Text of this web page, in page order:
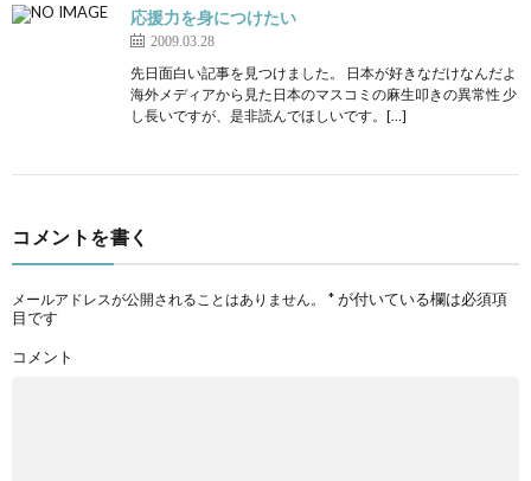
応援力を身につけたい
2009.03.28
先日面白い記事を見つけました。 日本が好きなだけなんだよ
海外メディアから見た日本のマスコミの麻生叩きの異常性 少
し長いですが、是非読んでほしいです。[…]
コメントを書く
メールアドレスが公開されることはありません。 *が付いている欄は必須項
目です
コメント